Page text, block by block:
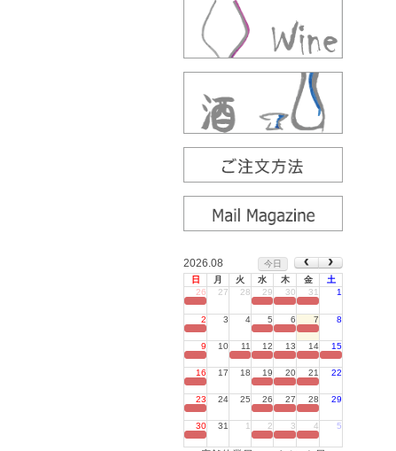
2026.08
今日
日
月 火 水 木 金
土
26
27 28 29 30 31 1
2 3 4 5 6 7 8
9 10 11 12 13 14 15
16 17 18 19 20 21 22
23 24 25 26 27 28 29
30 31 1 2 3 4 5